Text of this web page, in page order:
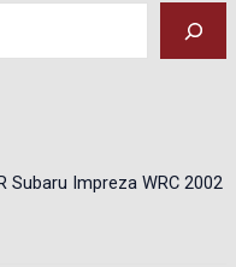
Subaru Impreza WRC 2002